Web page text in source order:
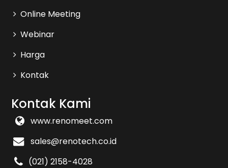
Online Meeting
Webinar
Harga
Kontak
Kontak Kami
www.renomeet.com
sales@renotech.co.id
(021) 2158-4028